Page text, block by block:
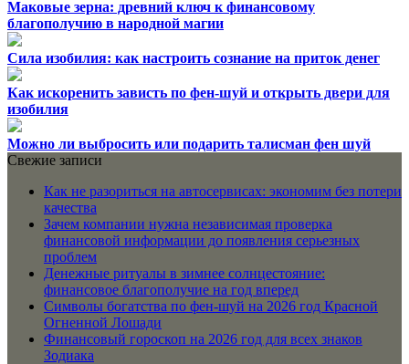
Маковые зерна: древний ключ к финансовому
благополучию в народной магии
Сила изобилия: как настроить сознание на приток денег
Как искоренить зависть по фен-шуй и открыть двери для
изобилия
Можно ли выбросить или подарить талисман фен шуй
Свежие записи
Как не разориться на автосервисах: экономим без потери
качества
Зачем компании нужна независимая проверка
финансовой информации до появления серьезных
проблем
Денежные ритуалы в зимнее солнцестояние:
финансовое благополучие на год вперед
Символы богатства по фен-шуй на 2026 год Красной
Огненной Лошади
Финансовый гороскоп на 2026 год для всех знаков
Зодиака